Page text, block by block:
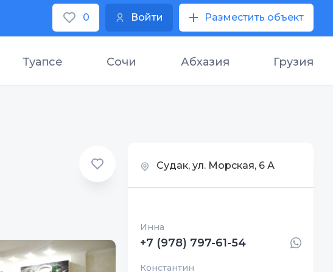
0 Войти Разместить объект
Туапсе Сочи Абхазия Грузия
Судак, ул. Морская, 6 А
Инна
+7 (978) 797-61-54
Константин